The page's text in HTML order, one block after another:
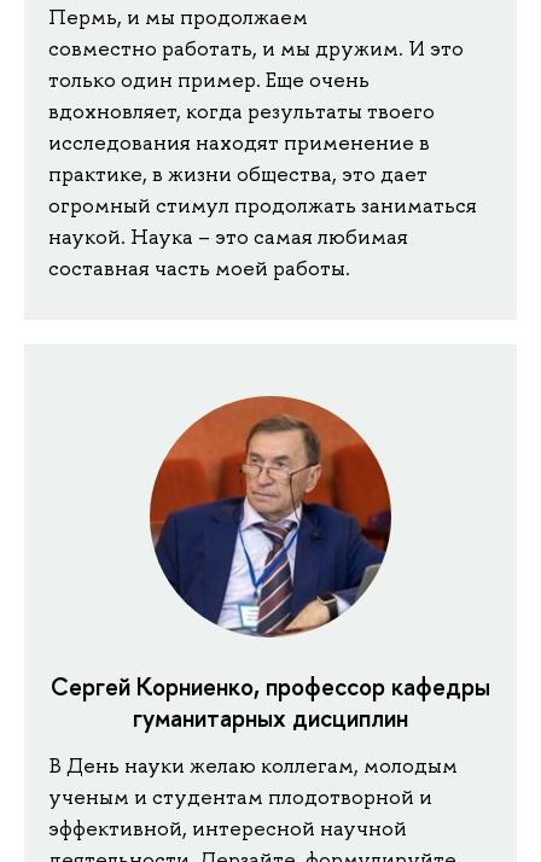
Пермь, и мы продолжаем
совместно работать, и мы дружим. И это
только один пример. Еще очень
вдохновляет, когда результаты твоего
исследования находят применение в
практике, в жизни общества, это дает
огромный стимул продолжать заниматься
наукой. Наука – это самая любимая
составная часть моей работы.
Сергей Корниенко, профессор кафедры
гуманитарных дисциплин
В День науки желаю коллегам, молодым
ученым и студентам плодотворной и
эффективной, интересной научной